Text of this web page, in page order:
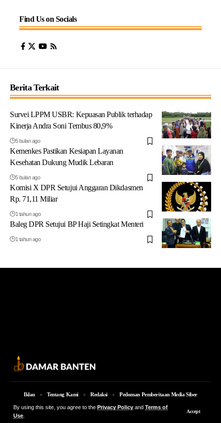
By using this site, you agree to the Privacy Policy and Terms of
Use
Accept
Find Us on Socials
Berita Terkait
Survei LPPM USBR: Kepuasan Publik terhadap
Kinerja Andra Soni Tembus 80,9%
5 bulan ago
Kemenkes Pastikan Kesiapan Layanan
Kesehatan Dukung Mudik Lebaran
5 bulan ago
Komisi X DPR Setujui Anggaran Dikdasmen
Rp. 71,11 Miliar
1 tahun ago
Baleg DPR Setujui BP Haji Setingkat Menteri
1 tahun ago
© 2026 Damar Banten | PT. MEDIA DAMAR BANTEN Jalan Jakarta KM 5,
Iklan Tentang Kami Redaksi Pedoman Pemberitaan Media Siber